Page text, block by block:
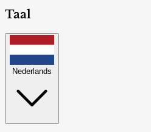
Taal
Nederlands